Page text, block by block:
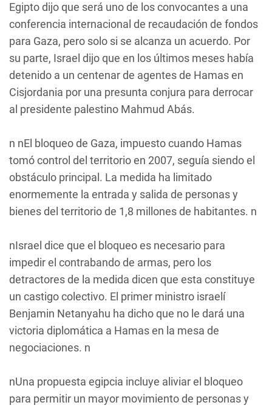
Egipto dijo que será uno de los convocantes a una
conferencia internacional de recaudación de fondos
para Gaza, pero solo si se alcanza un acuerdo. Por
su parte, Israel dijo que en los últimos meses había
detenido a un centenar de agentes de Hamas en
Cisjordania por una presunta conjura para derrocar
al presidente palestino Mahmud Abás.
n nEl bloqueo de Gaza, impuesto cuando Hamas
tomó control del territorio en 2007, seguía siendo el
obstáculo principal. La medida ha limitado
enormemente la entrada y salida de personas y
bienes del territorio de 1,8 millones de habitantes. n
nIsrael dice que el bloqueo es necesario para
impedir el contrabando de armas, pero los
detractores de la medida dicen que esta constituye
un castigo colectivo. El primer ministro israelí
Benjamin Netanyahu ha dicho que no le dará una
victoria diplomática a Hamas en la mesa de
negociaciones. n
nUna propuesta egipcia incluye aliviar el bloqueo
para permitir un mayor movimiento de personas y